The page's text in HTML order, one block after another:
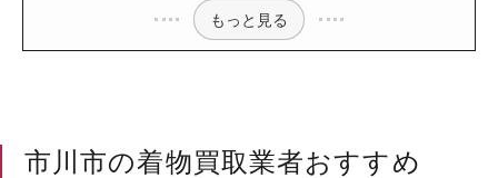
もっと見る
市川市の着物買取業者おすすめ